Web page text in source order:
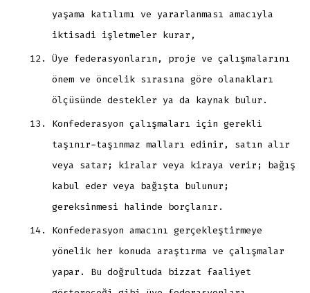
yaşama katılımı ve yararlanması amacıyla
iktisadi işletmeler kurar,
Üye federasyonların, proje ve çalışmalarını
önem ve öncelik sırasına göre olanakları
ölçüsünde destekler ya da kaynak bulur.
Konfederasyon çalışmaları için gerekli
taşınır-taşınmaz malları edinir, satın alır
veya satar; kiralar veya kiraya verir; bağış
kabul eder veya bağışta bulunur;
gereksinmesi halinde borçlanır.
Konfederasyon amacını gerçekleştirmeye
yönelik her konuda araştırma ve çalışmalar
yapar. Bu doğrultuda bizzat faaliyet